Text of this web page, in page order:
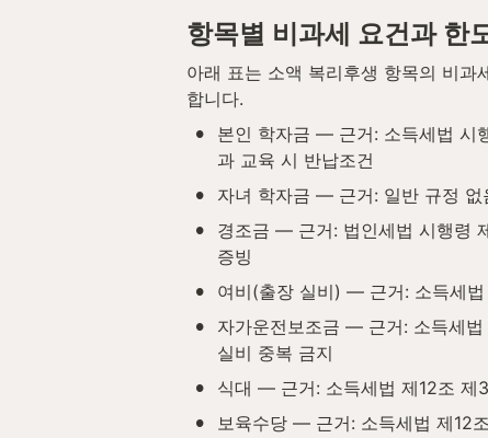
항목별 비과세 요건과 한
아래 표는 소액 복리후생 항목의 비과
합니다.
•
본인 학자금 — 근거: 소득세법 시
과 교육 시 반납조건
• 자녀 학자금 — 근거: 일반 규정 없
•
경조금 — 근거: 법인세법 시행령
증빙
• 여비(출장 실비) — 근거: 소득세법
•
자가운전보조금 — 근거: 소득세
실비 중복 금지
• 식대 — 근거: 소득세법 제12조 제
• 보육수당 — 근거: 소득세법 제12